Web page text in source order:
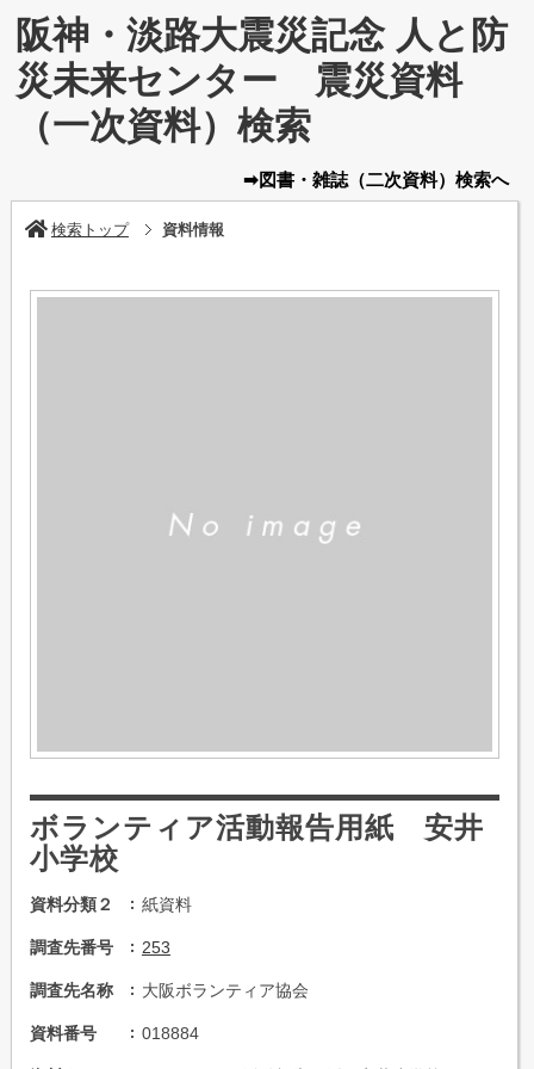
阪神・淡路大震災記念 人と防
災未来センター 震災資料
（一次資料）検索
➡図書・雑誌（二次資料） 検索へ
検索トップ 資料情報
ボランティア活動報告用紙 安井
小学校
資料分類２ 紙資料
調査先番号 253
調査先名称 大阪ボランティア協会
資料番号 018884